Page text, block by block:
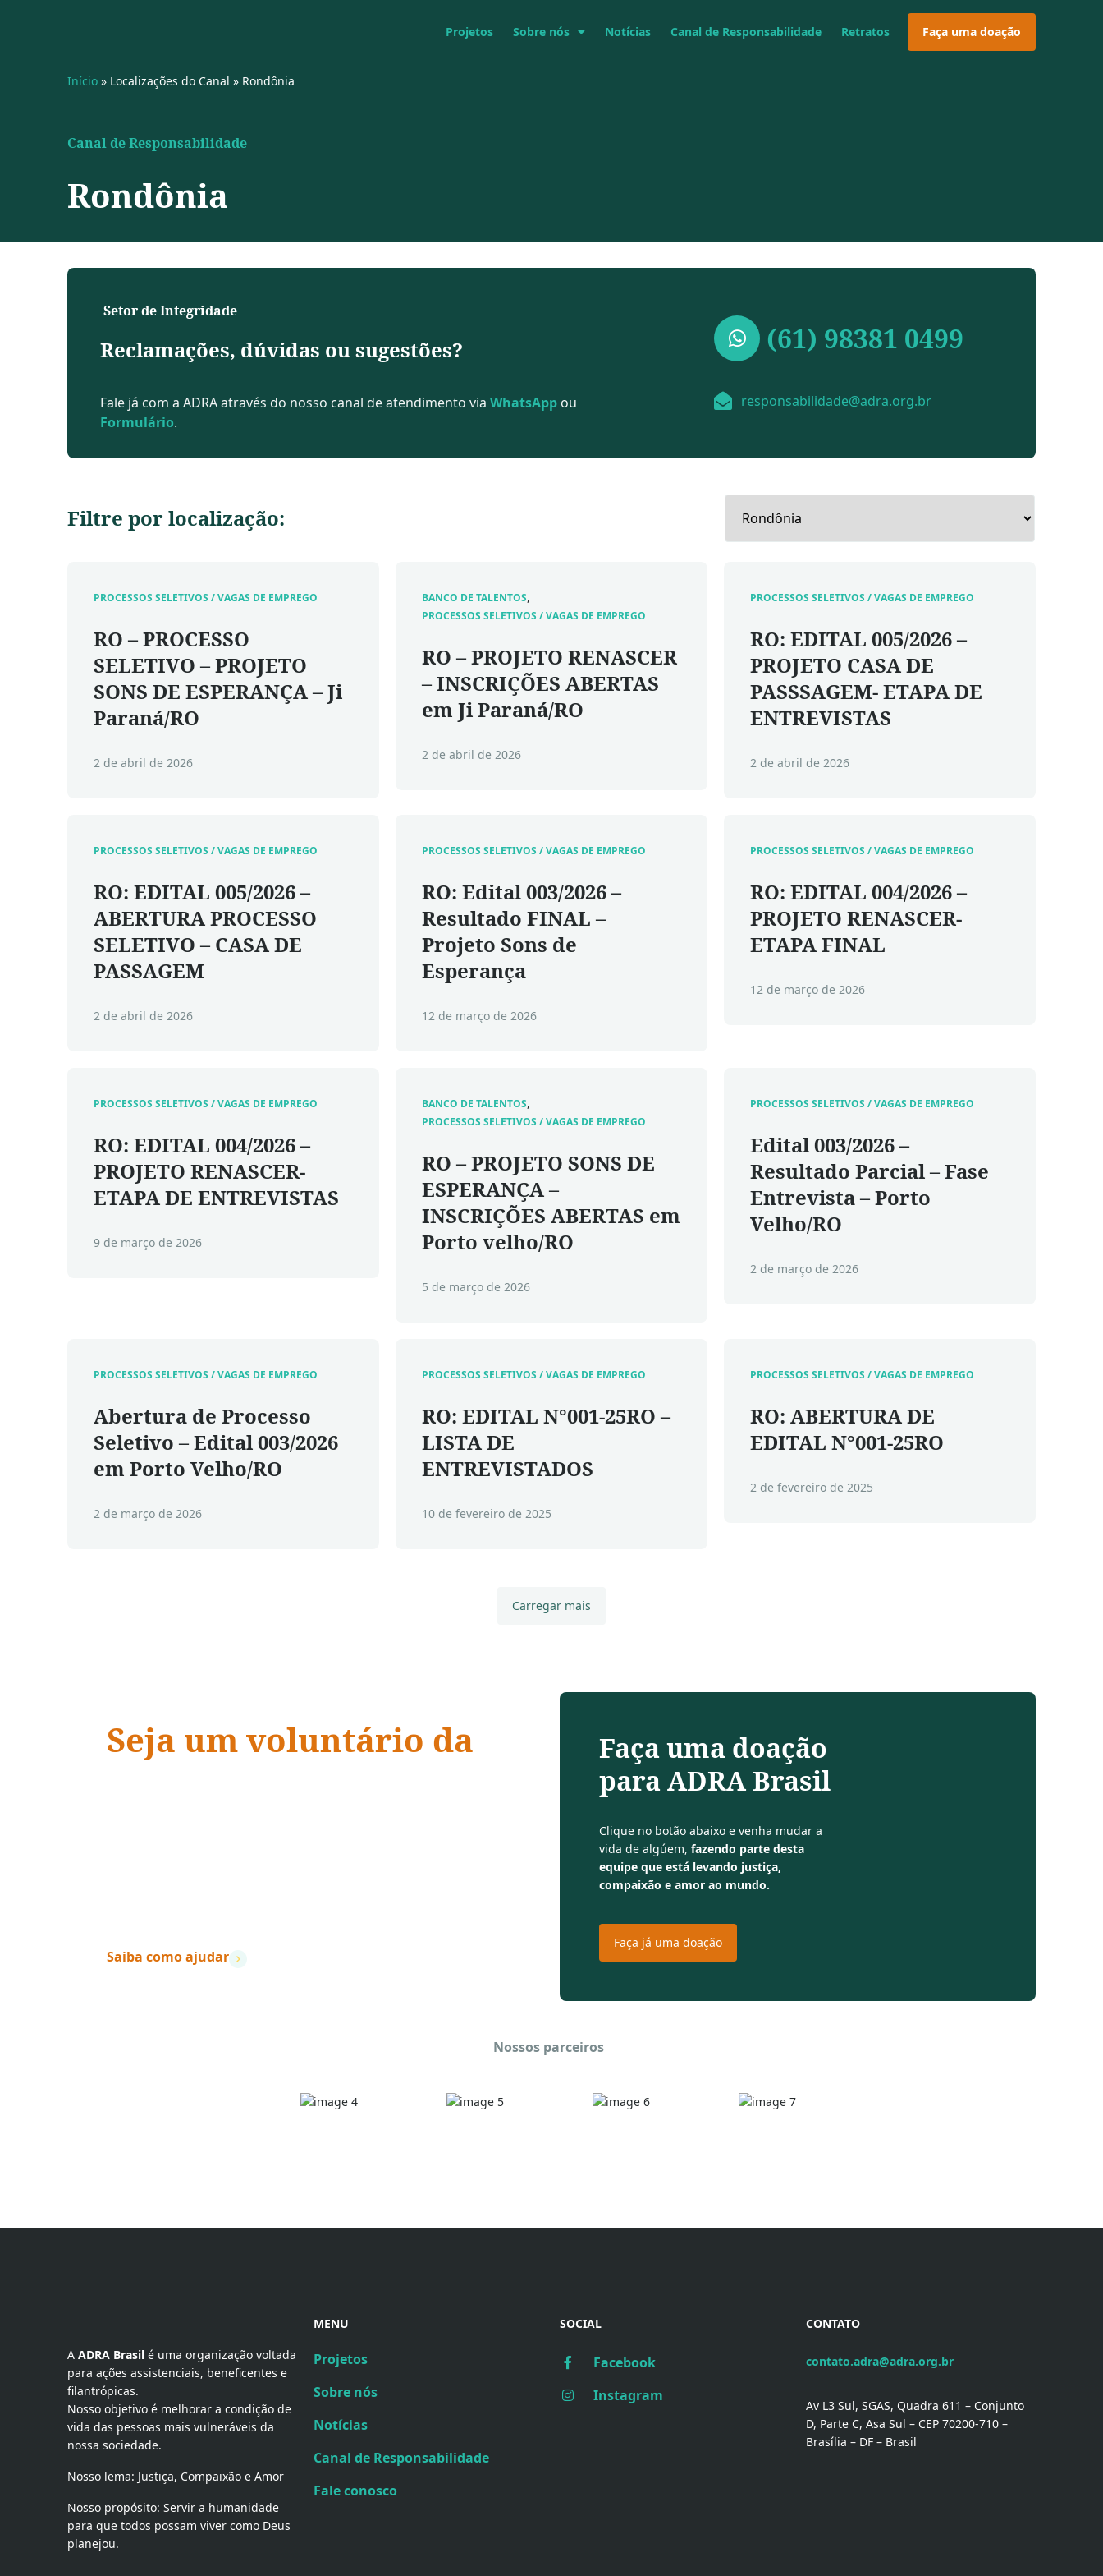
Projetos Sobre nós Notícias Canal de Responsabilidade Retratos Faça uma doação
Início » Localizações do Canal » Rondônia
Canal de Responsabilidade
Rondônia
Setor de Integridade
Reclamações, dúvidas ou sugestões?
Fale já com a ADRA através do nosso canal de atendimento via WhatsApp ou
Formulário.
(61) 98381 0499
responsabilidade@adra.org.br
Filtre por localização:
PROCESSOS SELETIVOS / VAGAS DE EMPREGO
RO – PROCESSO
SELETIVO – PROJETO
SONS DE ESPERANÇA – Ji
Paraná/RO
2 de abril de 2026
BANCO DE TALENTOS,
PROCESSOS SELETIVOS / VAGAS DE EMPREGO
RO – PROJETO RENASCER
– INSCRIÇÕES ABERTAS
em Ji Paraná/RO
2 de abril de 2026
PROCESSOS SELETIVOS / VAGAS DE EMPREGO
RO: EDITAL 005/2026 –
PROJETO CASA DE
PASSSAGEM- ETAPA DE
ENTREVISTAS
2 de abril de 2026
PROCESSOS SELETIVOS / VAGAS DE EMPREGO
RO: EDITAL 005/2026 –
ABERTURA PROCESSO
SELETIVO – CASA DE
PASSAGEM
2 de abril de 2026
PROCESSOS SELETIVOS / VAGAS DE EMPREGO
RO: Edital 003/2026 –
Resultado FINAL –
Projeto Sons de
Esperança
12 de março de 2026
PROCESSOS SELETIVOS / VAGAS DE EMPREGO
RO: EDITAL 004/2026 –
PROJETO RENASCER-
ETAPA FINAL
12 de março de 2026
PROCESSOS SELETIVOS / VAGAS DE EMPREGO
RO: EDITAL 004/2026 –
PROJETO RENASCER-
ETAPA DE ENTREVISTAS
9 de março de 2026
BANCO DE TALENTOS,
PROCESSOS SELETIVOS / VAGAS DE EMPREGO
RO – PROJETO SONS DE
ESPERANÇA –
INSCRIÇÕES ABERTAS em
Porto velho/RO
5 de março de 2026
PROCESSOS SELETIVOS / VAGAS DE EMPREGO
Edital 003/2026 –
Resultado Parcial – Fase
Entrevista – Porto
Velho/RO
2 de março de 2026
PROCESSOS SELETIVOS / VAGAS DE EMPREGO
Abertura de Processo
Seletivo – Edital 003/2026
em Porto Velho/RO
2 de março de 2026
PROCESSOS SELETIVOS / VAGAS DE EMPREGO
RO: EDITAL N°001-25RO –
LISTA DE
ENTREVISTADOS
10 de fevereiro de 2025
PROCESSOS SELETIVOS / VAGAS DE EMPREGO
RO: ABERTURA DE
EDITAL N°001-25RO
2 de fevereiro de 2025
Carregar mais
Seja um voluntário da
Saiba como ajudar
Faça uma doação
para ADRA Brasil
Clique no botão abaixo e venha mudar a
vida de algúem, fazendo parte desta
equipe que está levando justiça,
compaixão e amor ao mundo.
Faça já uma doação
Nossos parceiros
A ADRA Brasil é uma organização voltada
para ações assistenciais, beneficentes e
filantrópicas.
Nosso objetivo é melhorar a condição de
vida das pessoas mais vulneráveis da
nossa sociedade.
Nosso lema: Justiça, Compaixão e Amor
Nosso propósito: Servir a humanidade
para que todos possam viver como Deus
planejou.
MENU
Projetos
Sobre nós
Notícias
Canal de Responsabilidade
Fale conosco
SOCIAL
Facebook
Instagram
CONTATO
contato.adra@adra.org.br
Av L3 Sul, SGAS, Quadra 611 – Conjunto
D, Parte C, Asa Sul – CEP 70200-710 –
Brasília – DF – Brasil